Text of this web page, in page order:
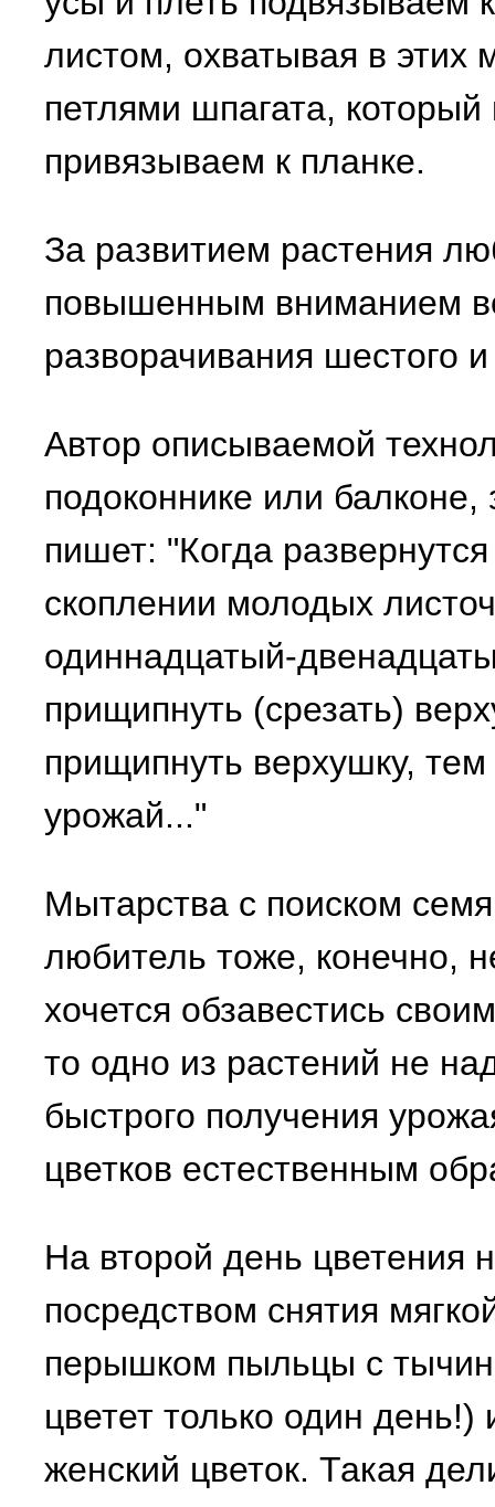
листом, охватывая в этих
петлями шпагата, который
привязываем к планке.
За развитием растения
повышенным вниманием
разворачивания шестого
Автор описываемой
подоконнике или
пишет: "Когда
скоплении молодых
одиннадцатый-
прищипнуть (срезать)
прищипнуть верхушку,
урожай..."
Мытарства с поиском
любитель тоже, конечно,
хочется обзавестись
то одно из растений не
быстрого получения
цветков естественным
На второй день цветения
посредством снятия
перышком пыльцы с
цветет только один
женский цветок. Такая